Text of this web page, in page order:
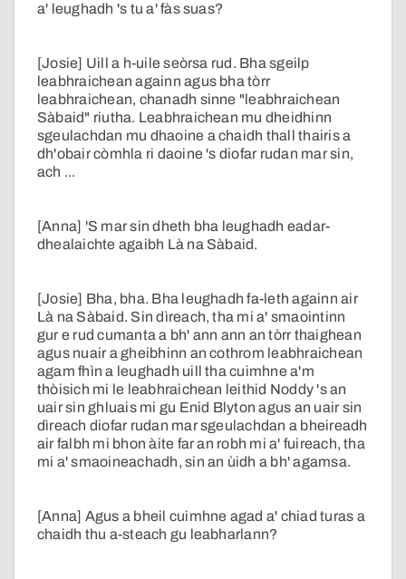
a' leughadh 's tu a' fàs suas?
[Josie] Uill a h-uile seòrsa rud. Bha sgeilp
leabhraichean againn agus bha tòrr
leabhraichean, chanadh sinne "leabhraichean
Sàbaid" riutha. Leabhraichean mu dheidhinn
sgeulachdan mu dhaoine a chaidh thall thairis a
dh'obair còmhla ri daoine 's diofar rudan mar sin,
ach ...
[Anna] 'S mar sin dheth bha leughadh eadar-
dhealaichte agaibh Là na Sàbaid.
[Josie] Bha, bha. Bha leughadh fa-leth againn air
Là na Sàbaid. Sin dìreach, tha mi a' smaointinn
gur e rud cumanta a bh' ann ann an tòrr thaighean
agus nuair a gheibhinn an cothrom leabhraichean
agam fhìn a leughadh uill tha cuimhne a'm
thòisich mi le leabhraichean leithid Noddy 's an
uair sin ghluais mi gu Enid Blyton agus an uair sin
dìreach diofar rudan mar sgeulachdan a bheireadh
air falbh mi bhon àite far an robh mi a' fuireach, tha
mi a' smaoineachadh, sin an ùidh a bh' agamsa.
[Anna] Agus a bheil cuimhne agad a' chiad turas a
chaidh thu a-steach gu leabharlann?